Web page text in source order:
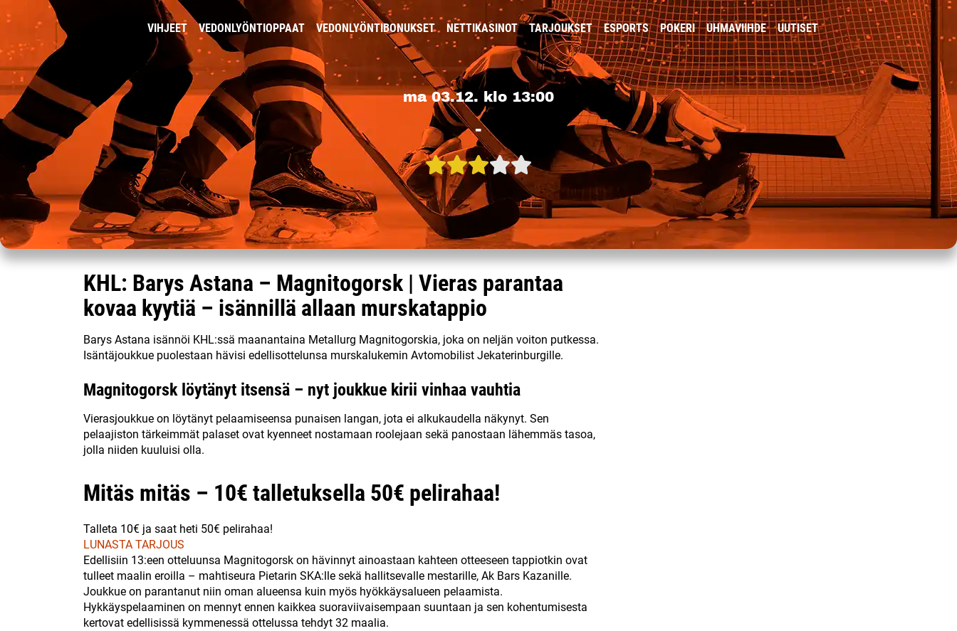
VIHJEET VEDONLYÖNTIOPPAAT VEDONLYÖNTIBONUKSET NETTIKASINOT TARJOUKSET ESPORTS POKERI UHMAVIIHDE UUTISET
ma 03.12. klo 13:00
-
KHL: Barys Astana – Magnitogorsk | Vieras parantaa
kovaa kyytiä – isännillä allaan murskatappio
Barys Astana isännöi KHL:ssä maanantaina Metallurg Magnitogorskia, joka on neljän voiton putkessa.
Isäntäjoukkue puolestaan hävisi edellisottelunsa murskalukemin Avtomobilist Jekaterinburgille.
Magnitogorsk löytänyt itsensä – nyt joukkue kirii vinhaa vauhtia
Vierasjoukkue on löytänyt pelaamiseensa punaisen langan, jota ei alkukaudella näkynyt. Sen
pelaajiston tärkeimmät palaset ovat kyenneet nostamaan roolejaan sekä panostaan lähemmäs tasoa,
jolla niiden kuuluisi olla.
Mitäs mitäs – 10€ talletuksella 50€ pelirahaa!
Talleta 10€ ja saat heti 50€ pelirahaa!
LUNASTA TARJOUS
Edellisiin 13:een otteluunsa Magnitogorsk on hävinnyt ainoastaan kahteen otteeseen tappiotkin ovat
tulleet maalin eroilla – mahtiseura Pietarin SKA:lle sekä hallitsevalle mestarille, Ak Bars Kazanille.
Joukkue on parantanut niin oman alueensa kuin myös hyökkäysalueen pelaamista.
Hykkäyspelaaminen on mennyt ennen kaikkea suoraviivaisempaan suuntaan ja sen kohentumisesta
kertovat edellisissä kymmenessä ottelussa tehdyt 32 maalia.